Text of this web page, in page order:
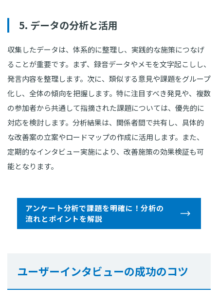
5. データの分析と活用
収集したデータは、体系的に整理し、実践的な施策につなげ
ることが重要です。まず、録音データやメモを文字起こしし、
発言内容を整理します。次に、類似する意見や課題をグループ
化し、全体の傾向を把握します。特に注目すべき発見や、複数
の参加者から共通して指摘された課題については、優先的に
対応を検討します。分析結果は、関係者間で共有し、具体的
な改善案の立案やロードマップの作成に活用します。また、
定期的なインタビュー実施により、改善施策の効果検証も可
能となります。
アンケート分析で課題を明確に！分析の
流れとポイントを解説
ユーザーインタビューの成功のコツ